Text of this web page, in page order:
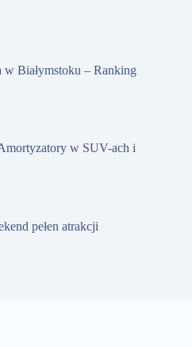
w Białymstoku – Ranking
w SUV-ach i
pełen atrakcji